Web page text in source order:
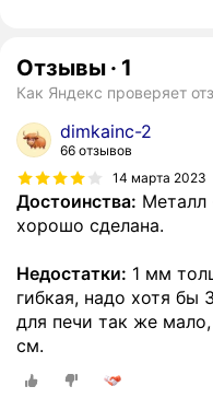
Отзывы · 1
Как Яндекс проверяет
dimkainc-2
66 отзывов
14 марта 2023
Достоинства: Металл
хорошо сделана.
Недостатки: 1 мм
гибкая, надо хотя бы
для печи так же
см.